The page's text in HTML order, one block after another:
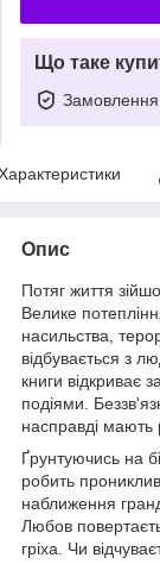
Що таке
Замовлення
Опис
Потяг життя
Велике
насильства,
відбувається з
книги відкриває
подіями.
насправді мають
Ґрунтуючись на
робить
наближення
Любов
гріха. Чи